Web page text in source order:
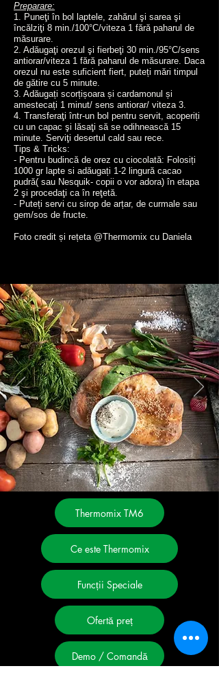
Thermomix TM6
Ce este Thermomix
Funcții Speciale
Ofertă preț
Demo / Comandă
Preparare:
1. Puneţi în bol laptele, zahărul şi sarea şi
încălziţi 8 min./100°C/viteza 1 fără paharul de
măsurare.
2. Adăugaţi orezul şi fierbeţi 30 min./95°C/sens
antiorar/viteza 1 fără paharul de măsurare. Daca
orezul nu este suficient fiert, puteți mări timpul
de gătire cu 5 minute.
3. Adăugați scorțișoara și cardamonul și
amestecați 1 minut/ sens antiorar/ viteza 3.
4. Transferaţi într-un bol pentru servit, acoperiți
cu un capac şi lăsaţi să se odihnească 15
minute. Serviţi desertul cald sau rece.
Tips & Tricks:
- Pentru budincă de orez cu ciocolată: Folosiți
1000 gr lapte si adăugați 1-2 lingură cacao
pudră( sau Nesquik- copii o vor adora) în etapa
2 şi procedaţi ca în reţetă.
- Puteți servi cu sirop de arțar, de curmale sau
gem/sos de fructe.
Foto credit și rețeta @Thermomix cu Daniela